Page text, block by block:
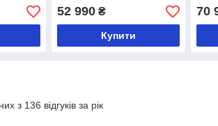
52 990₴
Купити
70
з 136 відгуків за рік